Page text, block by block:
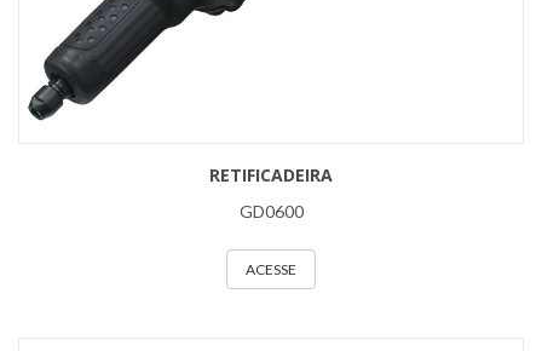
RETIFICADEIRA
GD0600
ACESSE